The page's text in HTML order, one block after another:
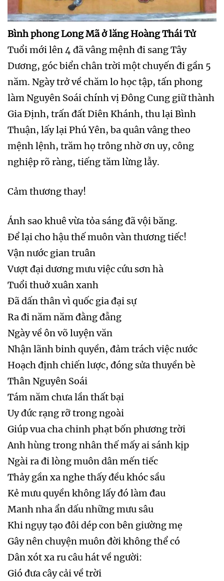
Bình phong Long Mã ở lăng Hoàng Thái Tử
Tuổi mới lên 4 đã vâng mệnh đi sang Tây
Dương, góc biển chân trời một chuyến đi gần 5
năm. Ngày trở về chăm lo học tập, tấn phong
làm Nguyên Soái chính vị Đông Cung giữ thành
Gia Định, trấn đất Diên Khánh, thu lại Bình
Thuận, lấy lại Phú Yên, ba quân vâng theo
mệnh lệnh, trăm họ trông nhờ ơn uy, công
nghiệp rõ ràng, tiếng tăm lừng lẫy.
Cảm thương thay!
Ánh sao khuê vừa tỏa sáng đã vội băng.
Để lại cho hậu thế muôn vàn thương tiếc!
Vận nước gian truân
Vượt đại dương mưu việc cứu sơn hà
Tuổi thuở xuân xanh
Đã dấn thân vì quốc gia đại sự
Ra đi năm năm đằng đẵng
Ngày về ôn võ luyện văn
Nhận lãnh binh quyền, đảm trách việc nước
Hoạch định chiến lược, đóng sửa thuyền bè
Thân Nguyên Soái
Tám năm chưa lần thất bại
Uy đức rạng rỡ trong ngoài
Giúp vua cha chinh phạt bốn phương trời
Anh hùng trong nhân thế mấy ai sánh kịp
Ngài ra đi lòng muôn dân mến tiếc
Thảy gần xa nghe thấy đều khóc sầu
Kẻ mưu quyền không lấy đó làm đau
Manh nha ẩn dấu những mưu sâu
Khi ngụy tạo đôi dép con bên giường mẹ
Gây nên chuyện muôn đời không thể có
Dân xót xa ru câu hát về người:
Gió đưa cây cải về trời